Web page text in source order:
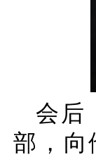
会后
部，向